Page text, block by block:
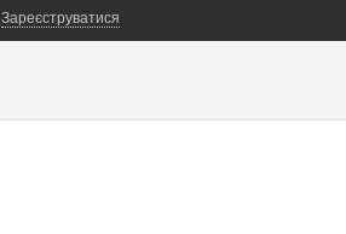
Зареєструватися